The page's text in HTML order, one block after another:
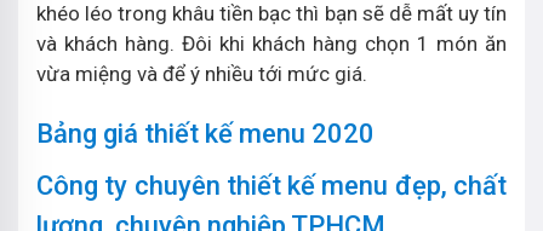
khéo léo trong khâu tiền bạc thì bạn sẽ dễ mất uy tín
và khách hàng. Đôi khi khách hàng chọn 1 món ăn
vừa miệng và để ý nhiều tới mức giá.
Bảng giá thiết kế menu 2020
Công ty chuyên thiết kế menu đẹp, chất